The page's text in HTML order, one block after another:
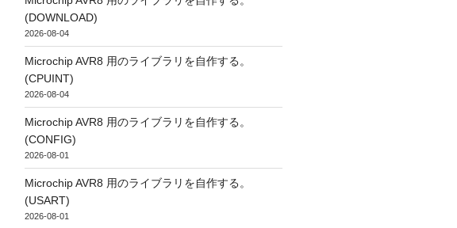
(DOWNLOAD)
2026-08-04
Microchip AVR8 用のライブラリを自作する。
(CPUINT)
2026-08-04
Microchip AVR8 用のライブラリを自作する。
(CONFIG)
2026-08-01
Microchip AVR8 用のライブラリを自作する。
(USART)
2026-08-01